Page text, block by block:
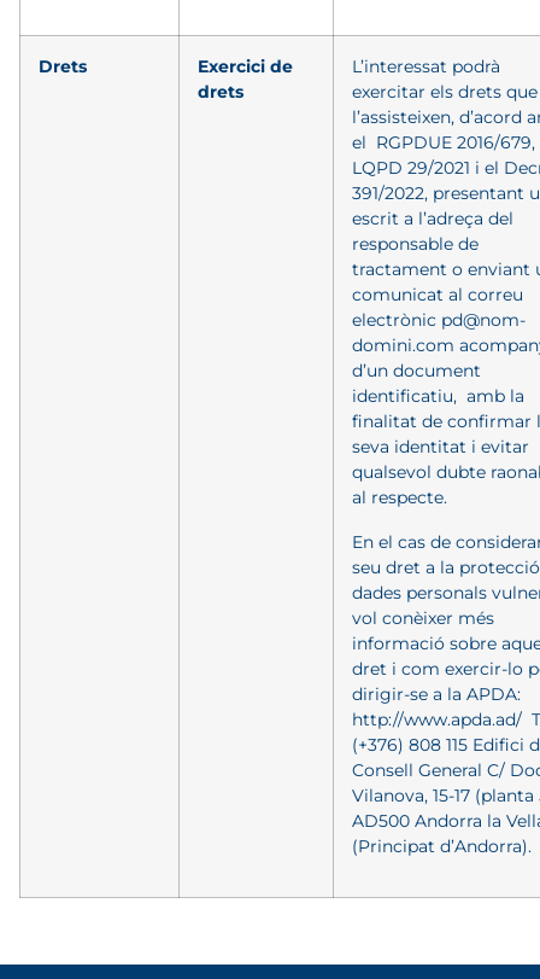
Drets
Exercici de
drets
L’interessat podrà
exercitar els drets que
l’assisteixen, d’acord
el RGPDUE 2016/679,
LQPD 29/2021 i el
391/2022, presentant
escrit a l’adreça del
responsable de
tractament o enviant
comunicat al correu
electrònic pd@nom-
domini.com
d’un document
identificatiu, amb la
finalitat de confirmar
seva identitat i evitar
qualsevol dubte
al respecte.
En el cas de
seu dret a la
dades personals
vol conèixer més
informació sobre
dret i com exercir-lo
dirigir-se a la APDA:
http://www.apda.ad/
(+376) 808 115 Edifici
Consell General C/
Vilanova, 15-17 (planta
AD500 Andorra la
(Principat d’Andorra).